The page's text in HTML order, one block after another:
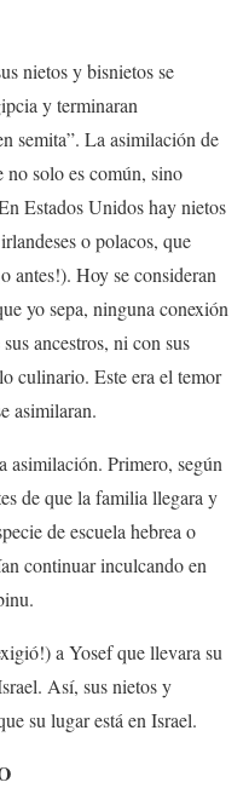
nietos y bisnietos se
y terminaran
semita”. La asimilación de
no solo es común, sino
Estados Unidos hay nietos
o polacos, que
antes!). Hoy se consideran
yo sepa, ninguna conexión
ancestros, ni con sus
culinario. Este era el temor
asimilaran.
asimilación. Primero, según
de que la familia llegara y
de escuela hebrea o
continuar inculcando en
a Yosef que llevara su
Así, sus nietos y
su lugar está en Israel.